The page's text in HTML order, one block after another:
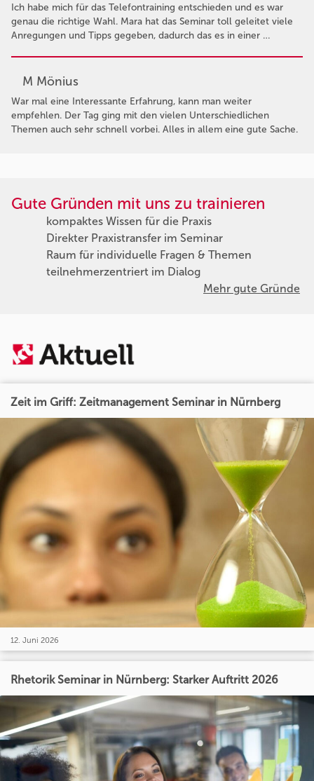
Ich habe mich für das Telefontraining entschieden und es war
genau die richtige Wahl. Mara hat das Seminar toll geleitet viele
Anregungen und Tipps gegeben, dadurch das es in einer …
M Mönius
War mal eine Interessante Erfahrung, kann man weiter
empfehlen. Der Tag ging mit den vielen Unterschiedlichen
Themen auch sehr schnell vorbei. Alles in allem eine gute Sache.
Gute Gründen mit uns zu trainieren
kompaktes Wissen für die Praxis
Direkter Praxistransfer im Seminar
Raum für individuelle Fragen & Themen
teilnehmerzentriert im Dialog
Mehr gute Gründe
Zeit im Griff: Zeitmanagement Seminar in Nürnberg
12. Juni 2026
Rhetorik Seminar in Nürnberg: Starker Auftritt 2026